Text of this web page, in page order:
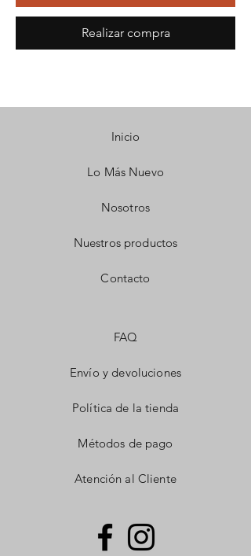
Realizar compra
Inicio
Lo Más Nuevo
Nosotros
Nuestros productos
Contacto
FAQ
Envío y devoluciones
Política de la tienda
Métodos de pago
Atención al Cliente